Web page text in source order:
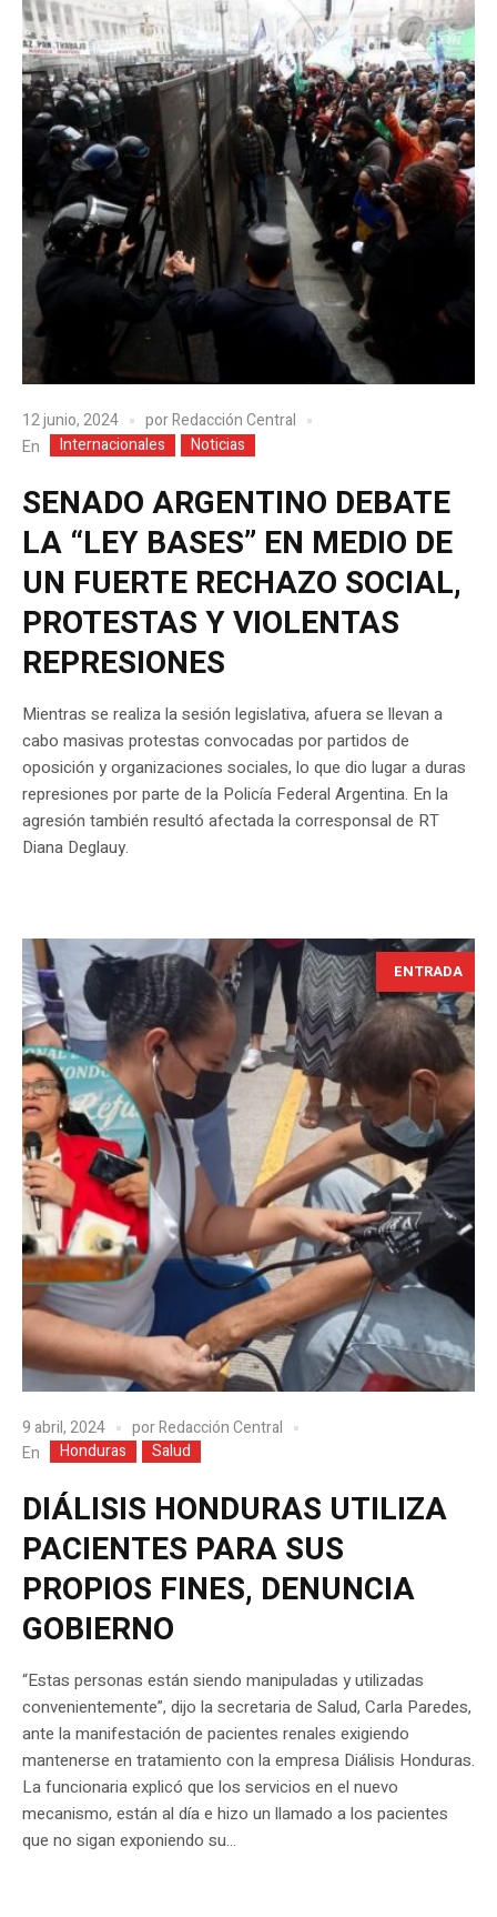
12 junio, 2024 porRedacción Central
En
Internacionales Noticias
SENADO ARGENTINO DEBATE
LA “LEY BASES” EN MEDIO DE
UN FUERTE RECHAZO SOCIAL,
PROTESTAS Y VIOLENTAS
REPRESIONES
Mientras se realiza la sesión legislativa, afuera se llevan a
cabo masivas protestas convocadas por partidos de
oposición y organizaciones sociales, lo que dio lugar a duras
represiones por parte de la Policía Federal Argentina. En la
agresión también resultó afectada la corresponsal de RT
Diana Deglauy.
ENTRADA
9 abril, 2024 porRedacción Central
En
Honduras Salud
DIÁLISIS HONDURAS UTILIZA
PACIENTES PARA SUS
PROPIOS FINES, DENUNCIA
GOBIERNO
“Estas personas están siendo manipuladas y utilizadas
convenientemente”, dijo la secretaria de Salud, Carla Paredes,
ante la manifestación de pacientes renales exigiendo
mantenerse en tratamiento con la empresa Diálisis Honduras.
La funcionaria explicó que los servicios en el nuevo
mecanismo, están al día e hizo un llamado a los pacientes
que no sigan exponiendo su...